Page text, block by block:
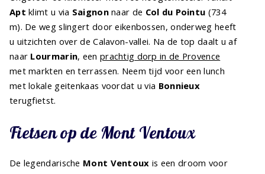
Apt klimt u via Saignonnaar de Col du Pointu (734
m). De weg slingert door eikenbossen, onderweg heeft
u uitzichten over de Calavon-vallei. Na de top daalt u af
naar Lourmarin, een prachtig dorp in de Provence
met markten en terrassen. Neem tijd voor een lunch
met lokale geitenkaas voordat u via Bonnieux
terugfietst.
Fietsen op de Mont Ventoux
De legendarische Mont Ventoux is een droom voor